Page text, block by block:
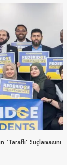
‘taraflı’ Suçlamasını